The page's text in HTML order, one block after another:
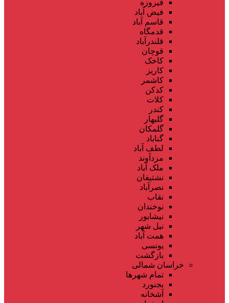
فیروزه
فیض آباد
قاسم آباد
قدمگاه
قلندرآباد
قوچان
کاخک
کاریز
کاشمر
کدکن
کلات
کندر
گلبهار
گلمکان
گناباد
لطف آباد
مزدآوند
ملک آباد
نشتیفان
نصرآباد
نقاب
نوخندان
نیشابور
نیل شهر
همت آباد
یونسی
بازگشت
خراسان شمالی
تمام شهر‌ها
بجنورد
آشخانه